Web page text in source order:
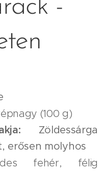
-
(100 g)
Zöldessárga
erősen molyhos
fehér, félig